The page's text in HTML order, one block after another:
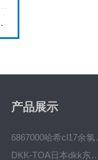
业水质监测
产品展示
6867000
DKK-TOA日本dkk东亚电